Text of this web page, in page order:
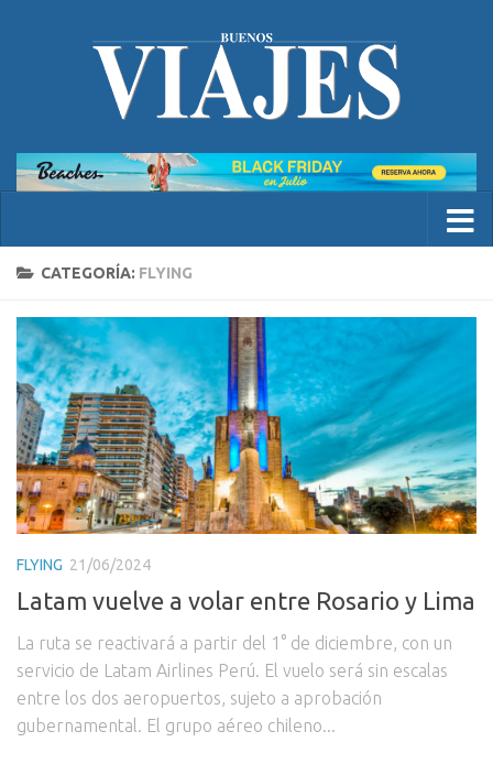
CATEGORÍA: FLYING
FLYING 21/06/2024
Latam vuelve a volar entre Rosario y Lima
La ruta se reactivará a partir del 1° de diciembre, con un
servicio de Latam Airlines Perú. El vuelo será sin escalas
entre los dos aeropuertos, sujeto a aprobación
gubernamental. El grupo aéreo chileno...